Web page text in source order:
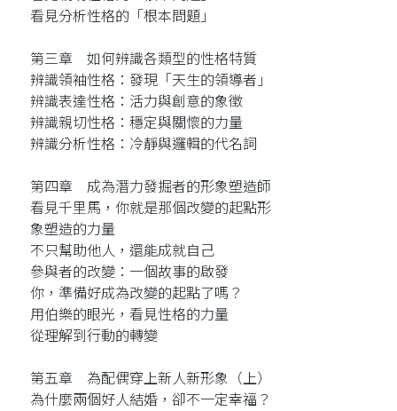
看見分析性格的「根本問題」
第三章 如何辨識各類型的性格特質
辨識領袖性格：發現「天生的領導者」
辨識表達性格：活力與創意的象徵
辨識親切性格：穩定與關懷的力量
辨識分析性格：冷靜與邏輯的代名詞
第四章 成為潛力發掘者的形象塑造師
看見千里馬，你就是那個改變的起點形
象塑造的力量
不只幫助他人，還能成就自己
參與者的改變：一個故事的啟發
你，準備好成為改變的起點了嗎？
用伯樂的眼光，看見性格的力量
從理解到行動的轉變
第五章 為配偶穿上新人新形象（上）
為什麼兩個好人結婚，卻不一定幸福？